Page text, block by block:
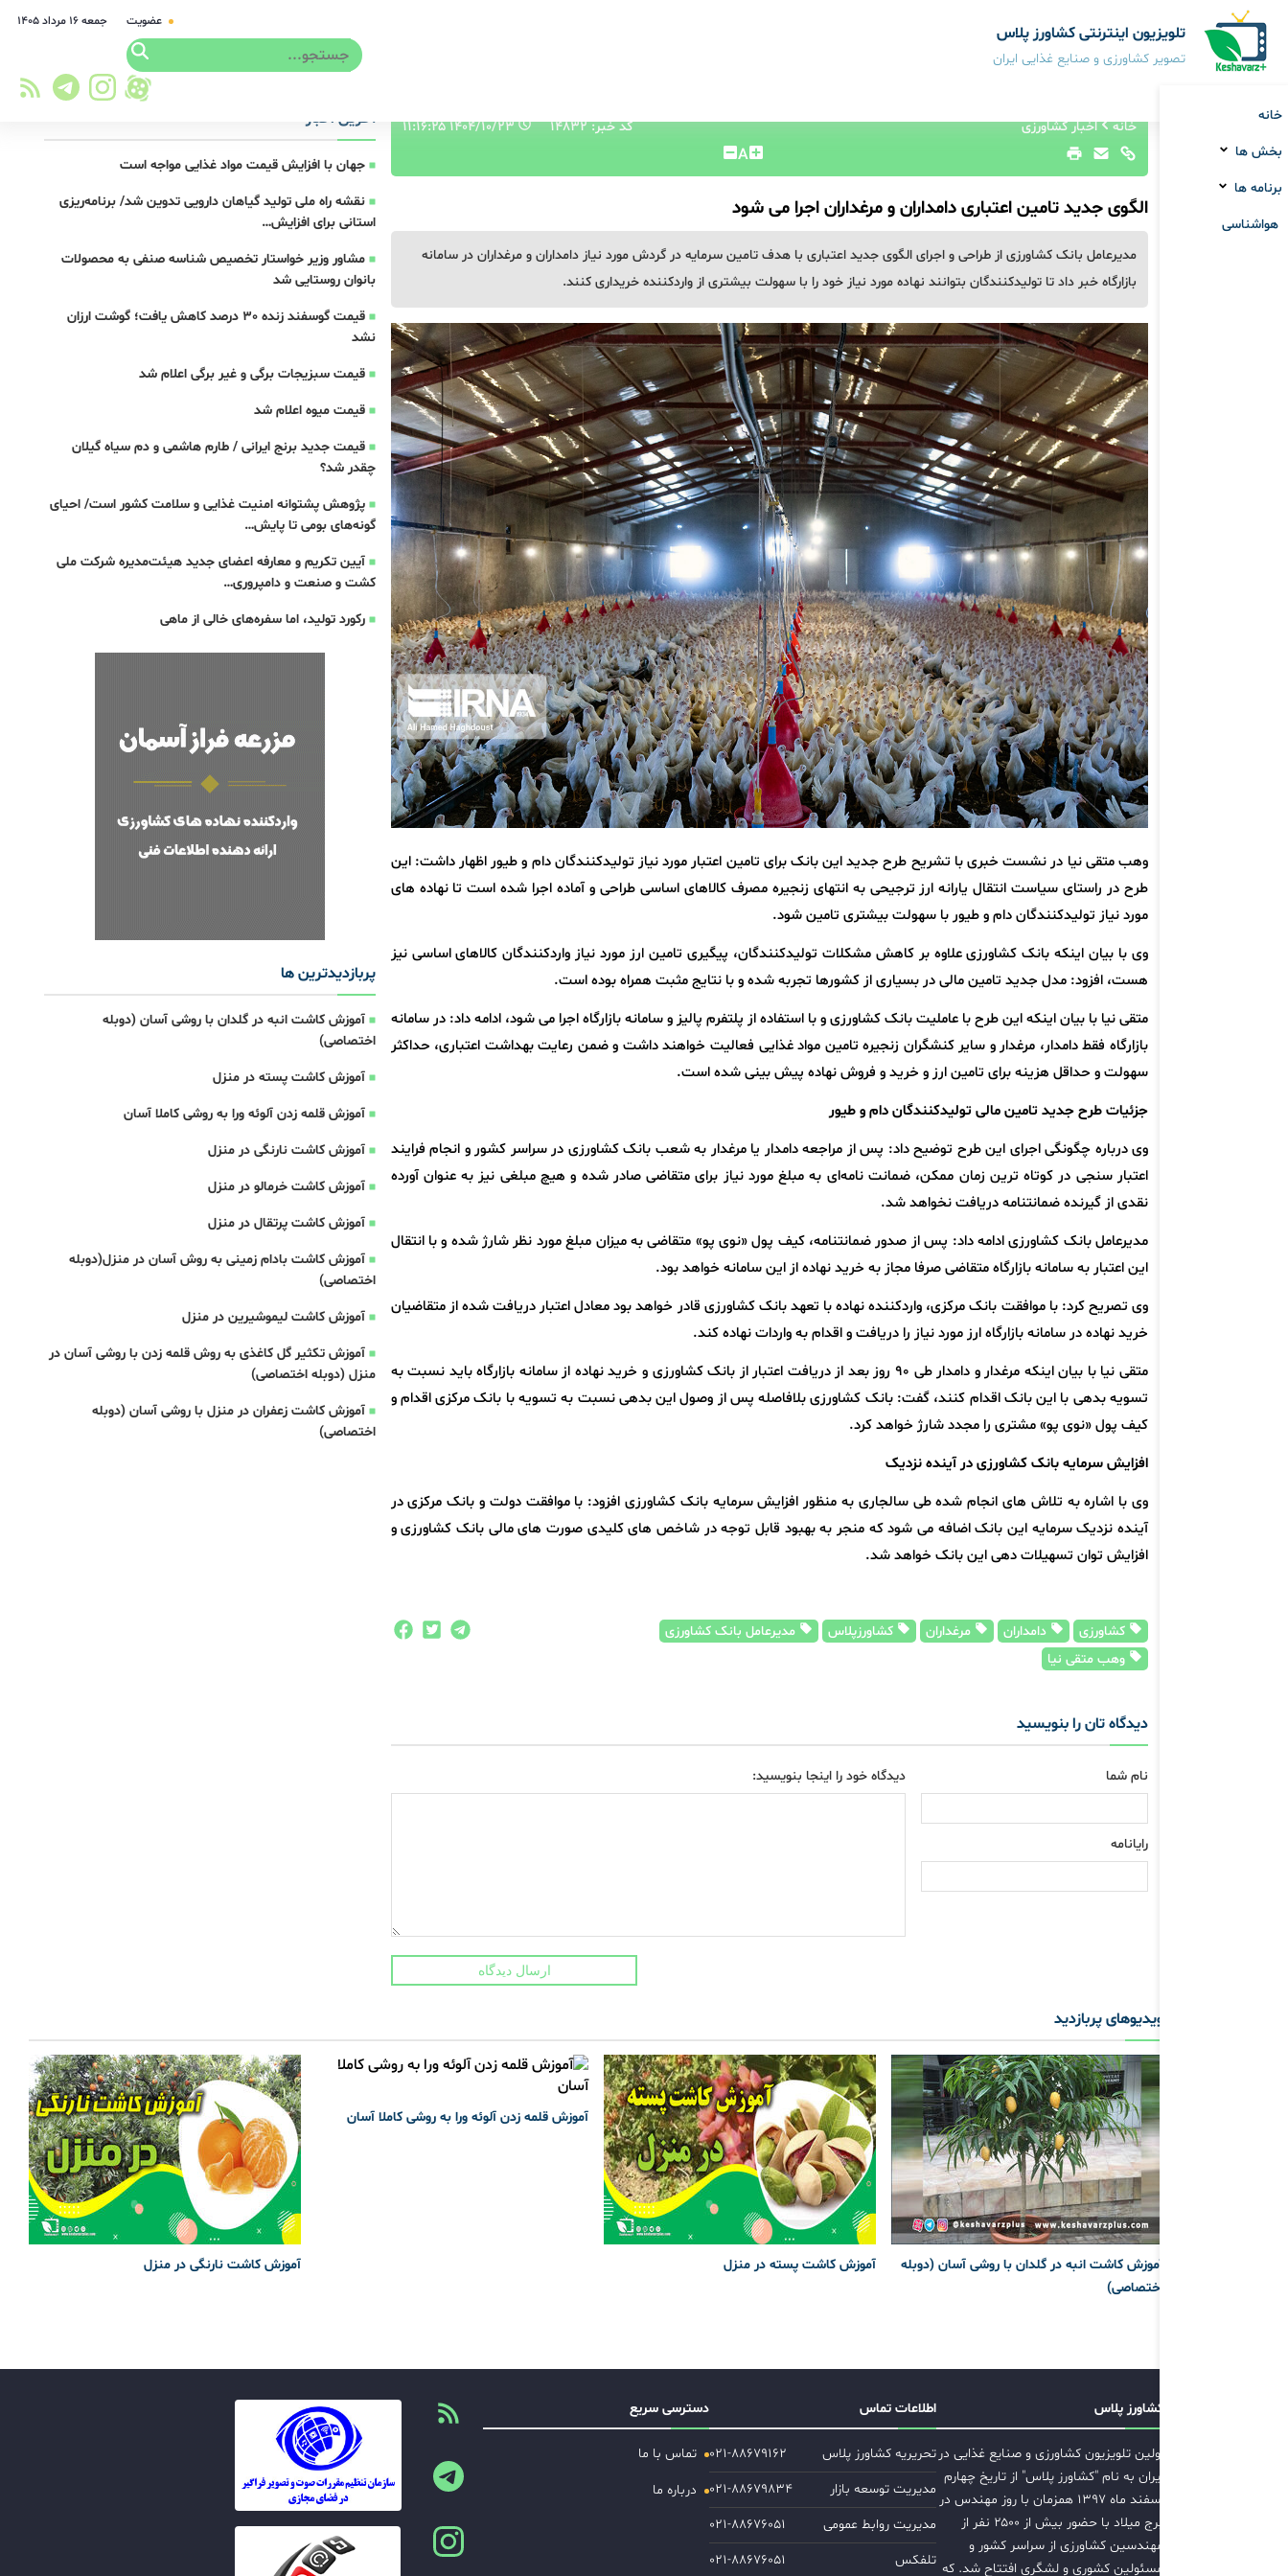
تلویزیون اینترنتی کشاورز پلاس
تصویر کشاورزی و صنایع غذایی ایران
عضویت جمعه ۱۶ مرداد ۱۴۰۵
خانه
بخش ها
برنامه ها
هواشناسی
خانه اخبار کشاورزی کد خبر: 14832 ۱۴۰۴/۱۰/۲۳ ۱۱:۱۶:۲۵
A
الگوی جدید تامین اعتباری دامداران و مرغداران اجرا می شود
مدیرعامل بانک کشاورزی از طراحی و اجرای الگوی جدید اعتباری با هدف تامین سرمایه در گردش مورد نیاز دامداران و مرغداران در سامانه
بازارگاه خبر داد تا تولیدکنندگان بتوانند نهاده مورد نیاز خود را با سهولت بیشتری از واردکننده خریداری کنند.
وهب متقی نیا در نشست خبری با تشریح طرح جدید این بانک برای تامین اعتبار مورد نیاز تولیدکنندگان دام و طیور اظهار داشت: این
طرح در راستای سیاست انتقال یارانه ارز ترجیحی به انتهای زنجیره مصرف کالاهای اساسی طراحی و آماده اجرا شده است تا نهاده های
مورد نیاز تولیدکنندگان دام و طیور با سهولت بیشتری تامین شود.
وی با بیان اینکه بانک کشاورزی علاوه بر کاهش مشکلات تولیدکنندگان، پیگیری تامین ارز مورد نیاز واردکنندگان کالاهای اساسی نیز
هست، افزود: مدل جدید تامین مالی در بسیاری از کشورها تجربه شده و با نتایج مثبت همراه بوده است.
متقی نیا با بیان اینکه این طرح با عاملیت بانک کشاورزی و با استفاده از پلتفرم پالیز و سامانه بازارگاه اجرا می شود، ادامه داد: در سامانه
بازارگاه فقط دامدار، مرغدار و سایر کنشگران زنجیره تامین مواد غذایی فعالیت خواهند داشت و ضمن رعایت بهداشت اعتباری، حداکثر
سهولت و حداقل هزینه برای تامین ارز و خرید و فروش نهاده پیش بینی شده است.
جزئیات طرح جدید تامین مالی تولیدکنندگان دام و طیور
وی درباره چگونگی اجرای این طرح توضیح داد: پس از مراجعه دامدار یا مرغدار به شعب بانک کشاورزی در سراسر کشور و انجام فرایند
اعتبار سنجی در کوتاه ترین زمان ممکن، ضمانت نامه‌ای به مبلغ مورد نیاز برای متقاضی صادر شده و هیچ مبلغی نیز به عنوان آورده
نقدی از گیرنده ضمانتنامه دریافت نخواهد شد.
مدیرعامل بانک کشاورزی ادامه داد: پس از صدور ضمانتنامه، کیف پول «نوی پو» متقاضی به میزان مبلغ مورد نظر شارژ شده و با انتقال
این اعتبار به سامانه بازارگاه متقاضی صرفا مجاز به خرید نهاده از این سامانه خواهد بود.
وی تصریح کرد: با موافقت بانک مرکزی، واردکننده نهاده با تعهد بانک کشاورزی قادر خواهد بود معادل اعتبار دریافت شده از متقاضیان
خرید نهاده در سامانه بازارگاه ارز مورد نیاز را دریافت و اقدام به واردات نهاده کند.
متقی نیا با بیان اینکه مرغدار و دامدار طی ۹۰ روز بعد از دریافت اعتبار از بانک کشاورزی و خرید نهاده از سامانه بازارگاه باید نسبت به
تسویه بدهی با این بانک اقدام کنند، گفت: بانک کشاورزی بلافاصله پس از وصول این بدهی نسبت به تسویه با بانک مرکزی اقدام و
کیف پول «نوی پو» مشتری را مجدد شارژ خواهد کرد.
افزایش سرمایه بانک کشاورزی در آینده نزدیک
وی با اشاره به تلاش های انجام شده طی سالجاری به منظور افزایش سرمایه بانک کشاورزی افزود: با موافقت دولت و بانک مرکزی در
آینده نزدیک سرمایه این بانک اضافه می شود که منجر به بهبود قابل توجه در شاخص های کلیدی صورت های مالی بانک کشاورزی و
افزایش توان تسهیلات دهی این بانک خواهد شد.
کشاورزی دامداران مرغداران کشاورزپلاس
مدیرعامل بانک کشاورزی
وهب متقی نیا
دیدگاه تان را بنویسید
نام شما
رایانامه
دیدگاه خود را اینجا بنویسید:
ارسال دیدگاه
آخرین اخبار
جهان با افزایش قیمت مواد غذایی مواجه است
نقشه راه ملی تولید گیاهان دارویی تدوین شد/ برنامه‌ریزی
استانی برای افزایش…
مشاور وزیر خواستار تخصیص شناسه صنفی به محصولات
بانوان روستایی شد
قیمت گوسفند زنده 30 درصد کاهش یافت؛ گوشت ارزان
نشد
قیمت سبزیجات برگی و غیر برگی اعلام شد
قیمت میوه اعلام شد
قیمت جدید برنج ایرانی / طارم هاشمی و دم سیاه گیلان
چقدر شد؟
پژوهش پشتوانه امنیت غذایی و سلامت کشور است/ احیای
گونه‌های بومی تا پایش…
آیین تکریم و معارفه اعضای جدید هیئت‌مدیره شرکت ملی
کشت و صنعت و دامپروری…
رکورد تولید، اما سفره‌های خالی از ماهی
پربازدیدترین ها
آموزش کاشت انبه در گلدان با روشی آسان (دوبله
اختصاصی)
آموزش کاشت پسته در منزل
آموزش قلمه زدن آلوئه ورا به روشی کاملا آسان
آموزش کاشت نارنگی در منزل
آموزش کاشت خرمالو در منزل
آموزش کاشت پرتقال در منزل
آموزش کاشت بادام زمینی به روش آسان در منزل(دوبله
اختصاصی)
آموزش کاشت لیموشیرین در منزل
آموزش تکثیر گل کاغذی به روش قلمه زدن با روشی آسان در
منزل (دوبله اختصاصی)
آموزش کاشت زعفران در منزل با روشی آسان (دوبله
اختصاصی)
ویدیوهای پربازدید
آموزش کاشت انبه در گلدان با روشی آسان (دوبله
اختصاصی)
آموزش کاشت پسته در منزل
آموزش قلمه زدن آلوئه ورا به روشی کاملا آسان
آموزش کاشت نارنگی در منزل
کشاورز پلاس
اولین تلویزیون کشاورزی و صنایع غذایی در
ایران به نام "کشاورز پلاس" از تاریخ چهارم
اسفند ماه ۱۳۹۷ همزمان با روز مهندس در
برج میلاد با حضور بیش از ۲۵۰۰ نفر از
مهندسین کشاورزی از سراسر کشور و
مسئولین کشوری و لشگری افتتاح شد. که
اطلاعات تماس
تحریریه کشاورز پلاس
۰۲۱-۸۸۶۷۹۱۶۲
مدیریت توسعه بازار
۰۲۱-۸۸۶۷۹۸۳۴
مدیریت روابط عمومی
۰۲۱-۸۸۶۷۶۰۵۱
تلفکس
۰۲۱-۸۸۶۷۶۰۵۱
دسترسی سریع
تماس با ما
درباره ما